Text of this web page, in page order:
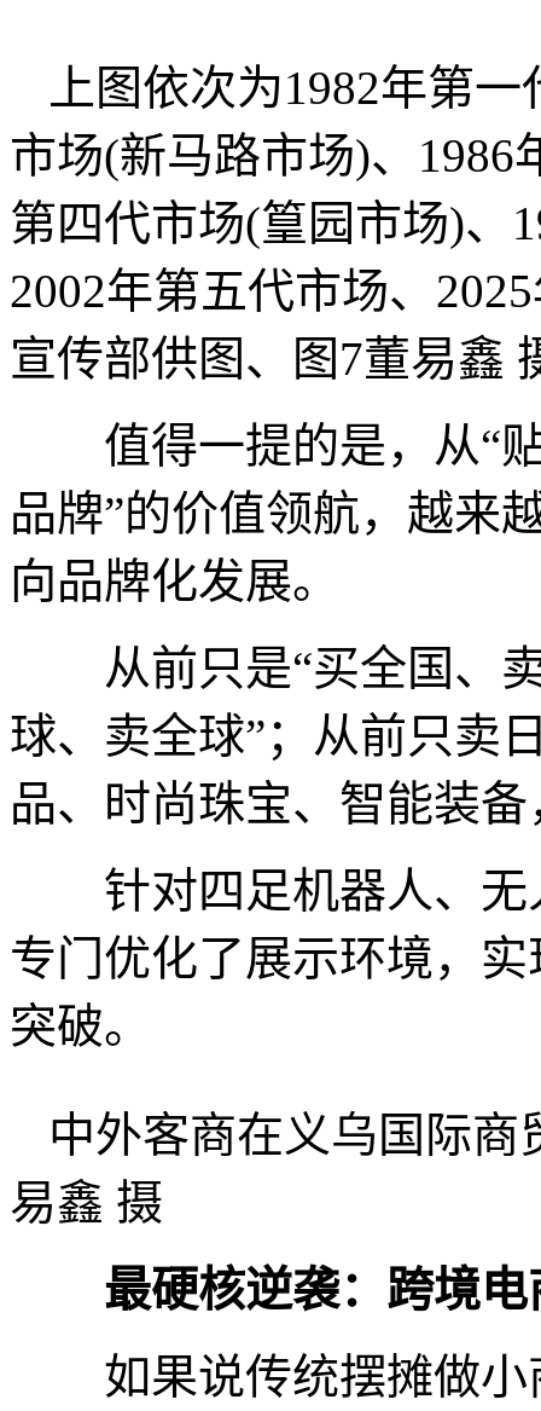
上图依次为1982年第
市场(新马路市场)、1986
第四代市场(篁园市场)、
2002年第五代市场、
宣传部供图、图7董易鑫
值得一提的是，从“贴
品牌”的价值领航，越来
向品牌化发展。
从前只是“买全国、卖
球、卖全球”；从前只卖
品、时尚珠宝、智能装
针对四足机器人、无
专门优化了展示环境，实
突破。
中外客商在义乌国际
易鑫 摄
最硬核逆袭：跨境
如果说传统摆摊做小